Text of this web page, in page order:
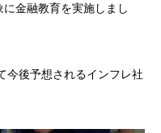
金融教育を実施しまし
今後予想されるインフレ社